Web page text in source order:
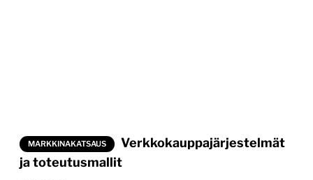
MARKKINAKATSAUS
Verkkokauppajärjestelmät
ja toteutusmallit